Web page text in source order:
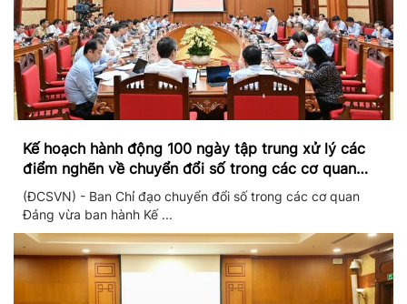
Kế hoạch hành động 100 ngày tập trung xử lý các
điểm nghẽn về chuyển đổi số trong các cơ quan
Đảng
(ĐCSVN) - Ban Chỉ đạo chuyển đổi số trong các cơ quan
Đảng vừa ban hành Kế ...